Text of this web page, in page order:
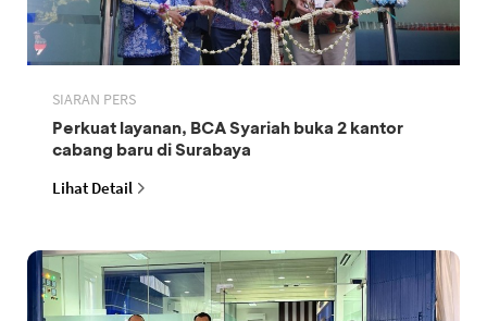
SIARAN PERS
Perkuat layanan, BCA Syariah buka 2 kantor
cabang baru di Surabaya
Lihat Detail